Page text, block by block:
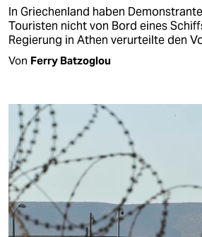
In Griechenland haben
Touristen nicht von Bord eines
Regierung in Athen verurteilte den
Von Ferry Batzoglou